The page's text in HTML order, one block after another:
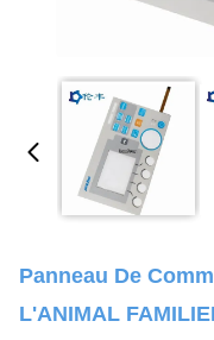
Panneau De
L'ANIMAL